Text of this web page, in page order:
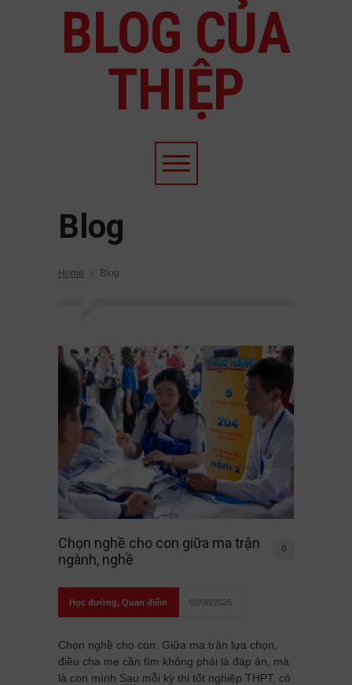
BLOG CỦA
THIỆP
Blog
Home Blog
Chọn nghề cho con giữa ma trận
ngành, nghề
0
Học đường, Quan điểm 02/08/2026
Chọn nghề cho con: Giữa ma trận lựa chọn,
điều cha mẹ cần tìm không phải là đáp án, mà
là con mình Sau mỗi kỳ thi tốt nghiệp THPT, có